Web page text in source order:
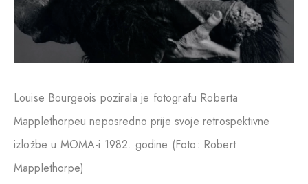
Louise Bourgeois pozirala je fotografu Roberta
Mapplethorpeu neposredno prije svoje retrospektivne
izložbe u MOMA-i 1982. godine (Foto: Robert
Mapplethorpe)